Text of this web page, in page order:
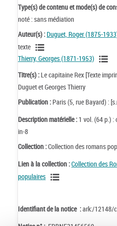
Type(s) de contenu et mode(s) de
noté : sans médiation
Auteur(s) : Duguet, Roger (1875-
texte
Thierry, Georges (1871-1953)
Titre(s) : Le capitaine Rex [Texte
Duguet et Georges Thierry
Publication : Paris (5, rue Bayard) :
Description matérielle : 1 vol. (64 p.) :
in-8
Collection :Collection des romans
Lien à la collection :Collection des
populaires
Identifiant de la notice :ark:/12148/